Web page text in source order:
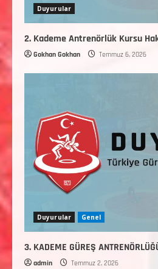
Duyurular
2. Kademe Antrenörlük Kursu
Gokhan Gokhan Temmuz 6, 2026
Duyurular Genel
3. KADEME GÜREŞ
admin Temmuz 2, 2026